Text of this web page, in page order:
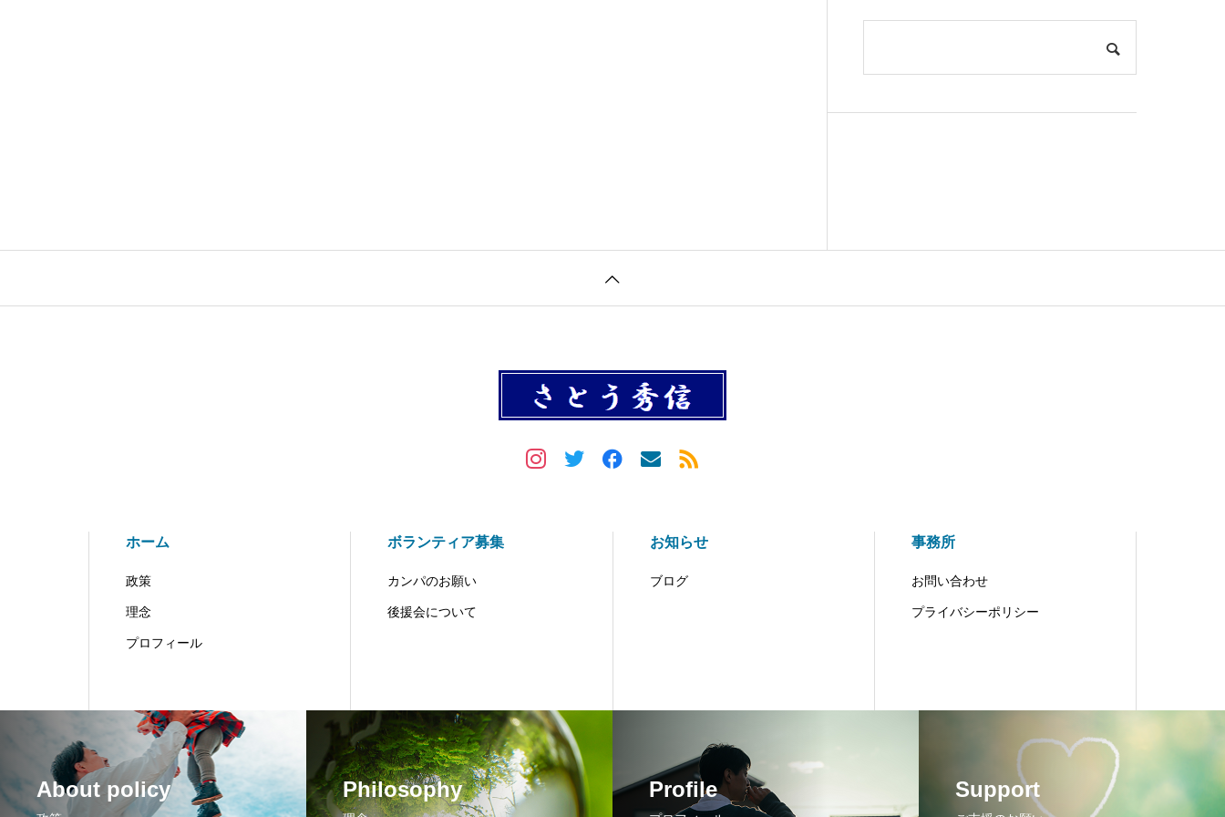
ホーム
政策
理念
プロフィール
ボランティア募集
カンパのお願い
後援会について
お知らせ
ブログ
事務所
お問い合わせ
プライバシーポリシー
About policy Philosophy Profile Support